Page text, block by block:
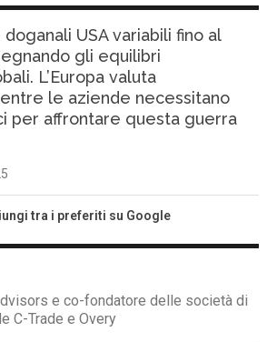
USA variabili fino al
gli equilibri
L’Europa valuta
le aziende necessitano
per affrontare questa guerra
tra i preferiti su Google
e co-fondatore delle società di
C-Trade e Overy